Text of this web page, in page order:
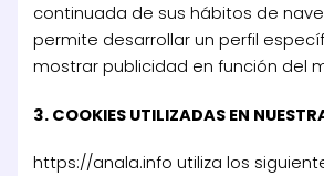
continuada de sus hábitos de
permite desarrollar un perfil
mostrar publicidad en función del
3. COOKIES UTILIZADAS EN
https://anala.info utiliza los